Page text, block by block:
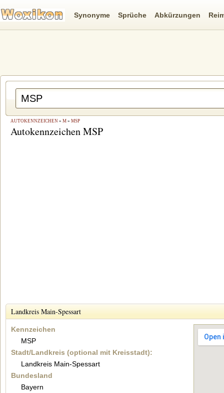
AUTOKENNZEICHEN » M » MSP
Autokennzeichen MSP
Landkreis Main-Spessart
Kennzeichen
MSP
Stadt/Landkreis (optional mit Kreisstadt):
Landkreis Main-Spessart
Bundesland
Bayern
Synonyme Sprüche Abkürzungen